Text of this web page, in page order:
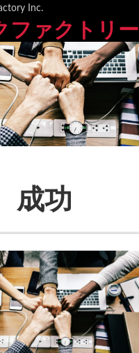
Inc.
ファクトリー
成功